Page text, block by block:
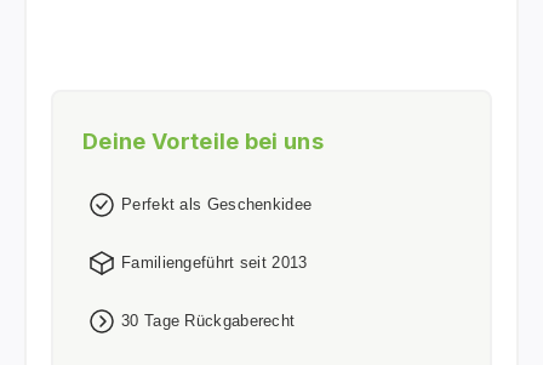
Deine Vorteile bei uns
Perfekt als Geschenkidee
Familiengeführt seit 2013
30 Tage Rückgaberecht